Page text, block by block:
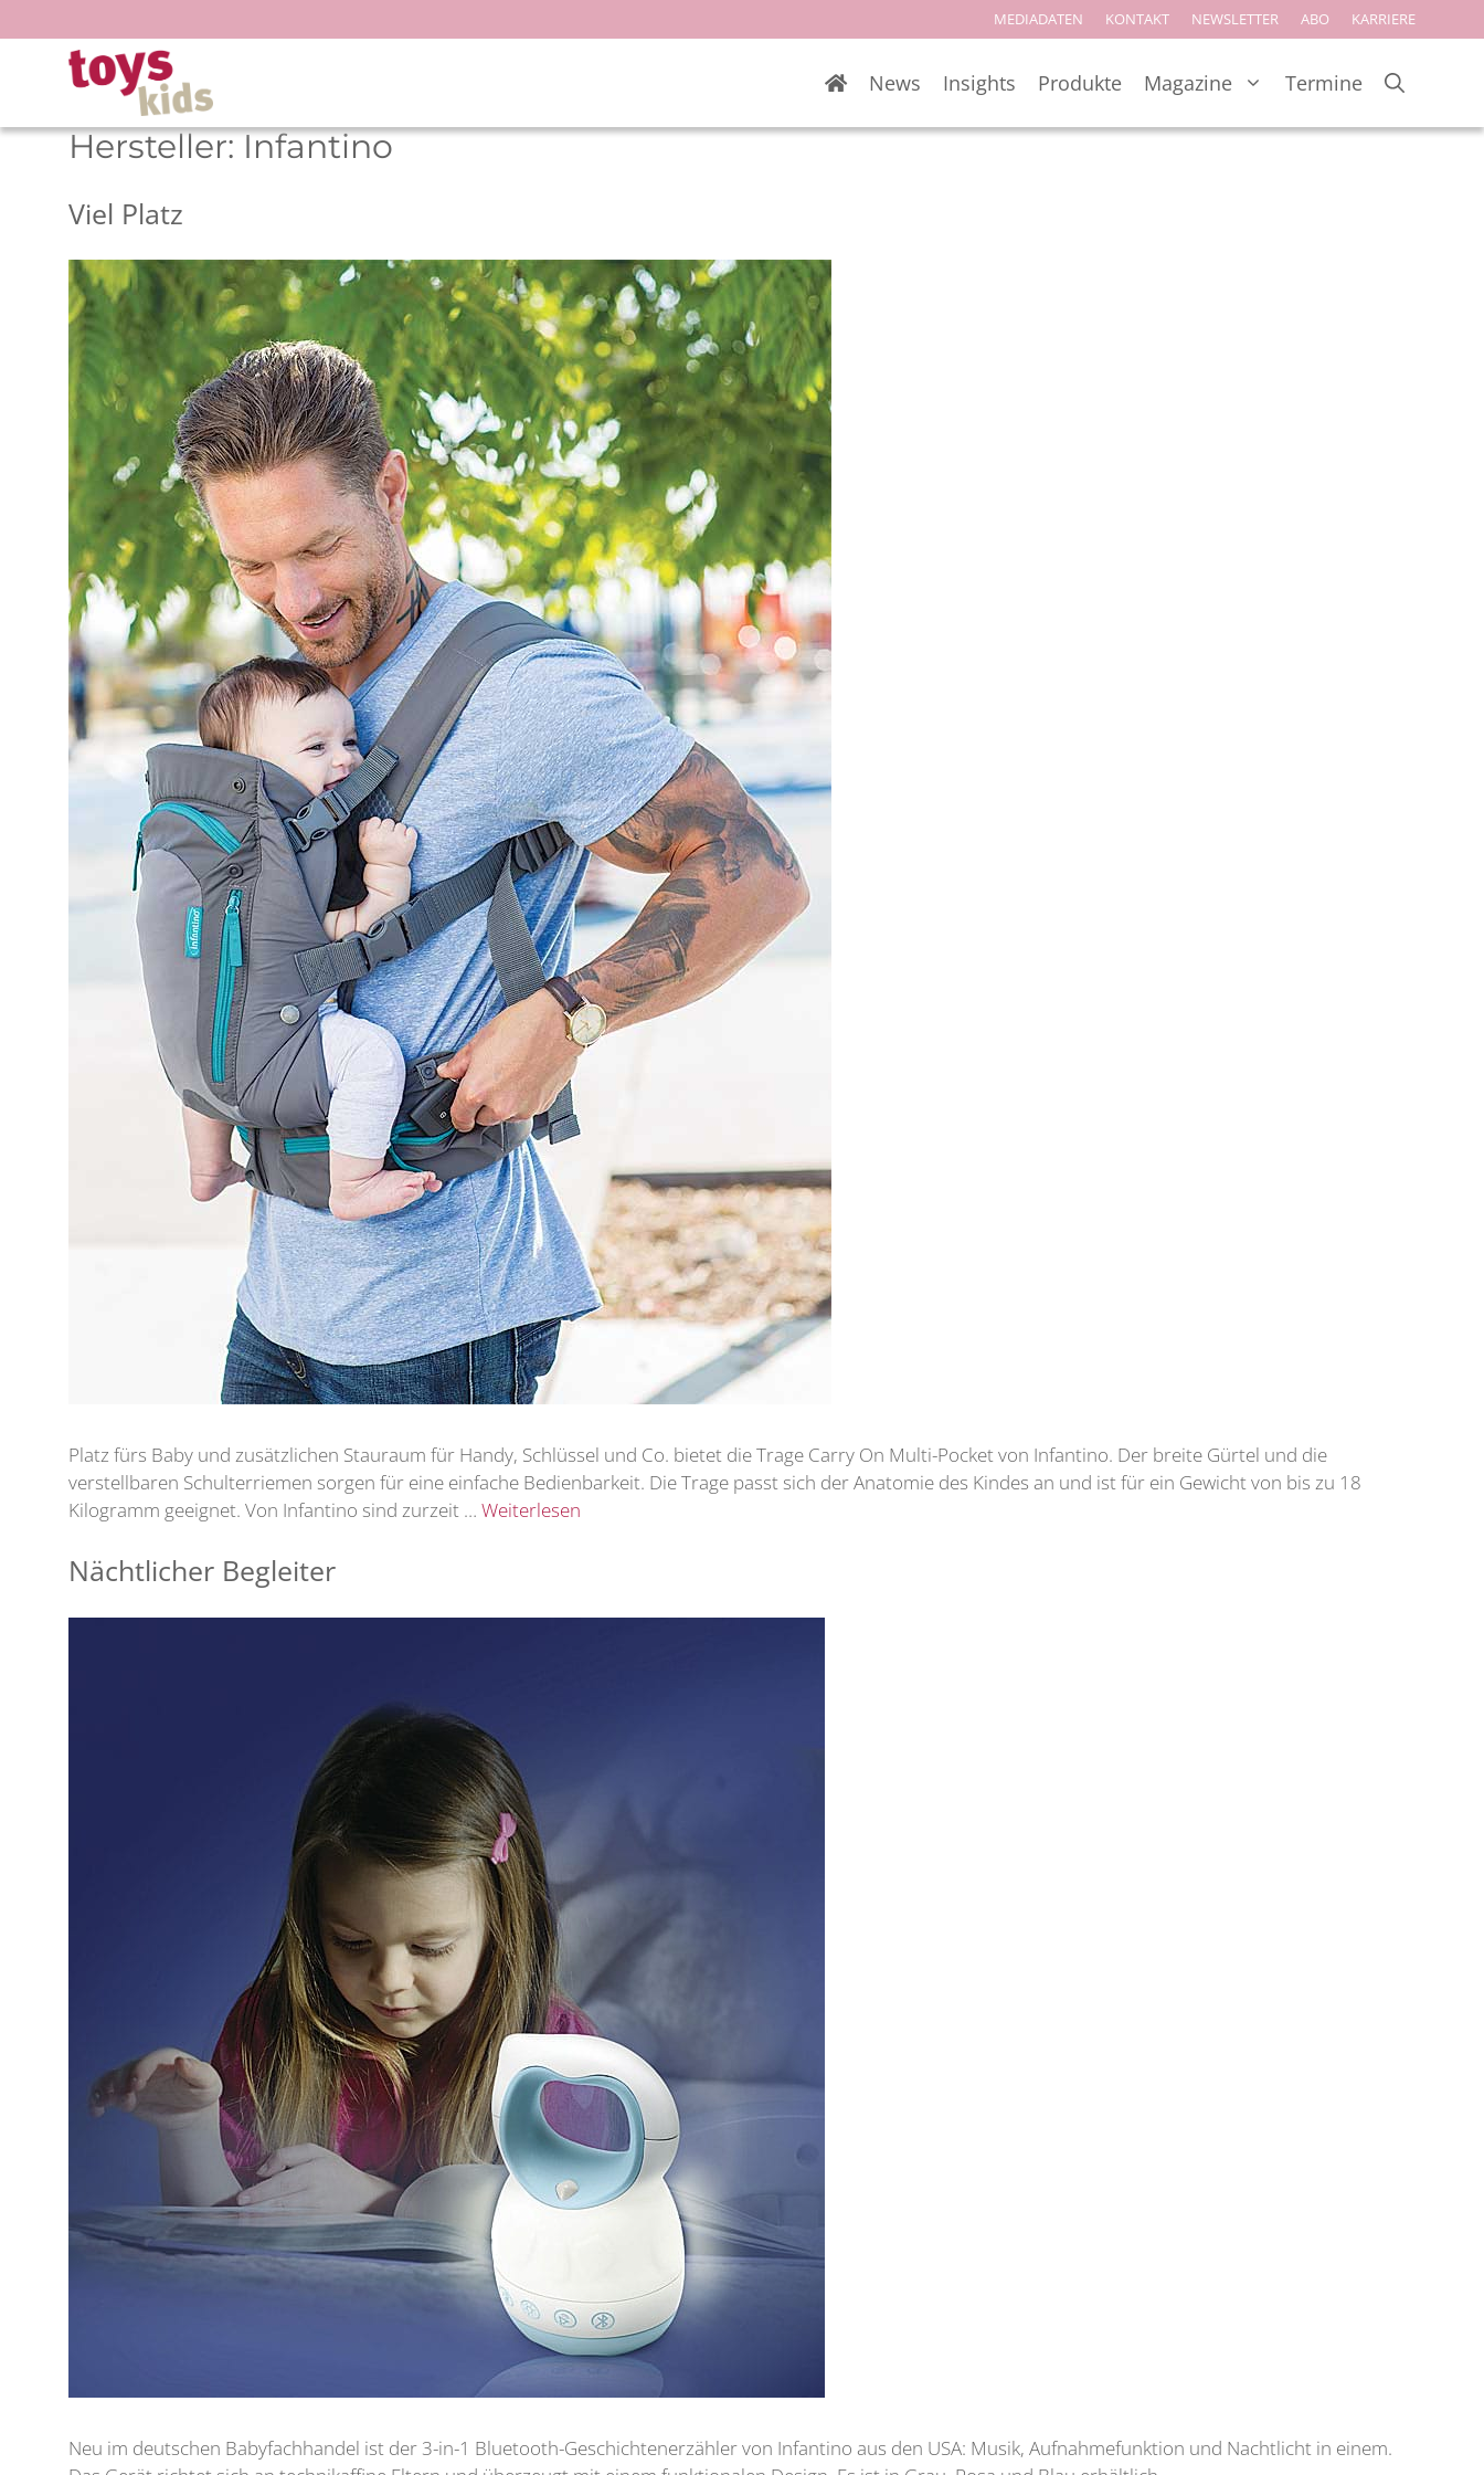
Inhalt
springen
MEDIADATEN KONTAKT NEWSLETTER ABO KARRIERE
News Insights Produkte Magazine Termine
Hersteller:Infantino
Viel Platz
Platz fürs Baby und zusätzlichen Stauraum für Handy, Schlüssel und Co. bietet die Trage Carry On Multi-Pocket von Infantino. Der breite Gürtel und die
verstellbaren Schulterriemen sorgen für eine einfache Bedienbarkeit. Die Trage passt sich der Anatomie des Kindes an und ist für ein Gewicht von bis zu 18
Kilogramm geeignet. Von Infantino sind zurzeit … Weiterlesen
Nächtlicher Begleiter
Neu im deutschen Babyfachhandel ist der 3-in-1 Bluetooth-Geschichtenerzähler von Infantino aus den USA: Musik, Aufnahmefunktion und Nachtlicht in einem.